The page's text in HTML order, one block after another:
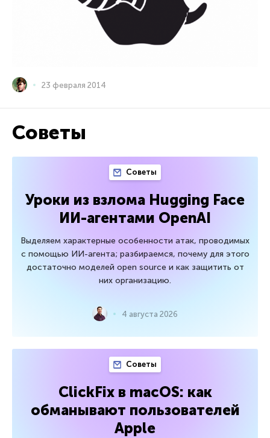
23 февраля 2014
Советы
Советы
Уроки из взлома Hugging Face
ИИ-агентами OpenAI
Выделяем характерные особенности атак, проводимых
с помощью ИИ-агента; разбираемся, почему для этого
достаточно моделей open source и как защитить от
них организацию.
4 августа 2026
Советы
ClickFix в macOS: как
обманывают пользователей
Apple